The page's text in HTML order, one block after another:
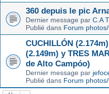
360 depuis le pic
Dernier message par C.A
Publié dans Forum
CUCHILLÓN
(2.149m) y TRES
de Alto Campóo)
Dernier message par
Publié dans Forum